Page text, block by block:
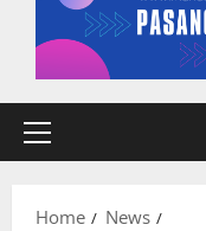
Primary
Home
News